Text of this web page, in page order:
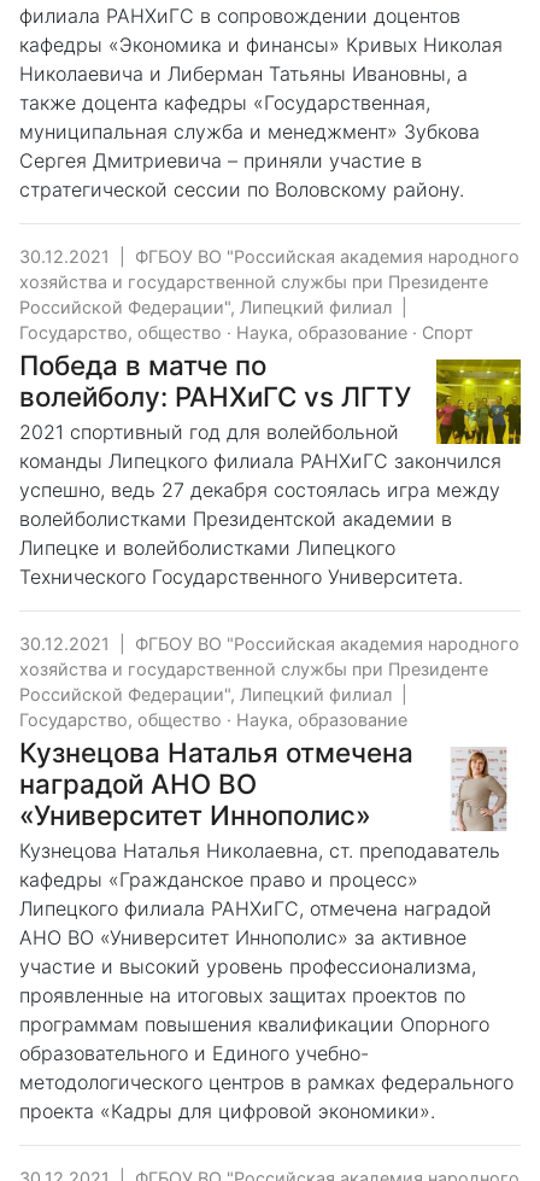
филиала РАНХиГС в сопровождении доцентов
кафедры «Экономика и финансы» Кривых Николая
Николаевича и Либерман Татьяны Ивановны, а
также доцента кафедры «Государственная,
муниципальная служба и менеджмент» Зубкова
Сергея Дмитриевича – приняли участие в
стратегической сессии по Воловскому району.
30.12.2021
ФГБОУ ВО "Российская академия народного
хозяйства и государственной службы при Президенте
Российской Федерации", Липецкий филиал
Государство, общество · Наука, образование · Спорт
Победа в матче по
волейболу: РАНХиГС vs ЛГТУ
2021 спортивный год для волейбольной
команды Липецкого филиала РАНХиГС закончился
успешно, ведь 27 декабря состоялась игра между
волейболистками Президентской академии в
Липецке и волейболистками Липецкого
Технического Государственного Университета.
30.12.2021
ФГБОУ ВО "Российская академия народного
хозяйства и государственной службы при Президенте
Российской Федерации", Липецкий филиал
Государство, общество · Наука, образование
Кузнецова Наталья отмечена
наградой АНО ВО
«Университет Иннополис»
Кузнецова Наталья Николаевна, ст. преподаватель
кафедры «Гражданское право и процесс»
Липецкого филиала РАНХиГС, отмечена наградой
АНО ВО «Университет Иннополис» за активное
участие и высокий уровень профессионализма,
проявленные на итоговых защитах проектов по
программам повышения квалификации Опорного
образовательного и Единого учебно-
методологического центров в рамках федерального
проекта «Кадры для цифровой экономики».